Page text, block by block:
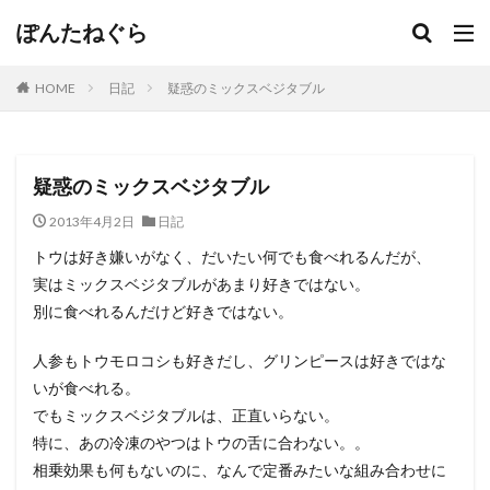
ぽんたねぐら
HOME 日記 疑惑のミックスベジタブル
疑惑のミックスベジタブル
2013年4月2日 日記
トウは好き嫌いがなく、だいたい何でも食べれるんだが、
実はミックスベジタブルがあまり好きではない。
別に食べれるんだけど好きではない。
人参もトウモロコシも好きだし、グリンピースは好きではな
いが食べれる。
でもミックスベジタブルは、正直いらない。
特に、あの冷凍のやつはトウの舌に合わない。。
相乗効果も何もないのに、なんで定番みたいな組み合わせに